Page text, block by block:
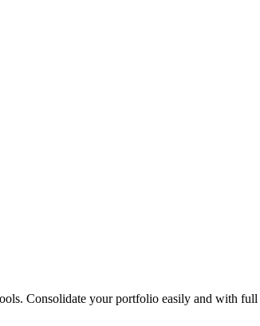
Consolidate your portfolio easily and with